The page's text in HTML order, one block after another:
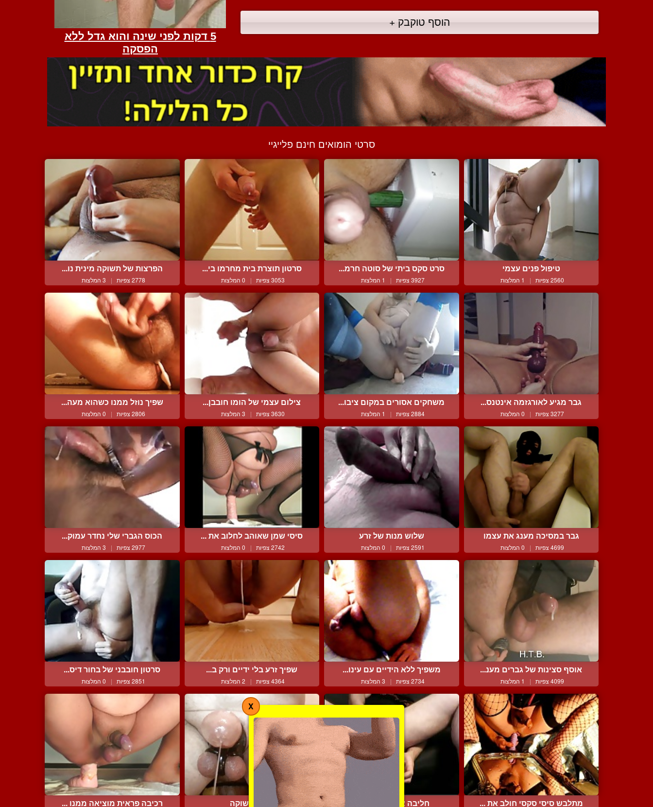
הוסף טוקבק +
סרטי הומואים חינם פלייגיי
טיפול פנים עצמי
2560 צפיות | 1 המלצות
סרט סקס ביתי של סוטה חרמ...
3927 צפיות | 1 המלצות
סרטון תוצרת בית מחרמו בי...
3053 צפיות | 0 המלצות
הפרצות של תשוקה מינית נו...
2778 צפיות | 3 המלצות
גבר מגיע לאורגזמה אינטנס...
3277 צפיות | 0 המלצות
משחקים אסורים במקום ציבו...
2884 צפיות | 1 המלצות
צילום עצמי של הומו חובבן...
3630 צפיות | 3 המלצות
שפיך נוזל ממנו כשהוא מעה...
2806 צפיות | 0 המלצות
גבר במסיכה מענג את עצמו
4699 צפיות | 0 המלצות
שלוש מנות של זרע
2591 צפיות | 0 המלצות
סיסי שמן שאוהב לחלוב את ...
2742 צפיות | 0 המלצות
הכוס הגברי שלי נחדר עמוק...
2977 צפיות | 3 המלצות
אוסף סצינות של גברים מענ...
4099 צפיות | 1 המלצות
משפיך ללא הידיים עם עינו...
2734 צפיות | 3 המלצות
שפיך זרע בלי ידיים ורק ב...
4364 צפיות | 2 המלצות
סרטון חובבני של בחור דיס...
2851 צפיות | 0 המלצות
מתלבש סיסי סקסי חולב את ... חליבה אנאלית עצמית מיץ התשוקה רכיבה פראית מוציאה ממנו ...
X